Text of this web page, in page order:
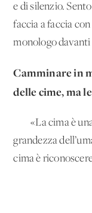
e di silenzio.
faccia a faccia
monologo davanti
Camminare in
delle cime, ma
«La cima è una
grandezza
cima è